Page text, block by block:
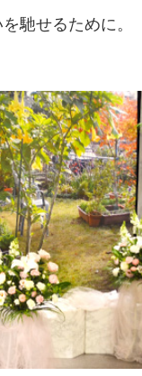
馳せるために。